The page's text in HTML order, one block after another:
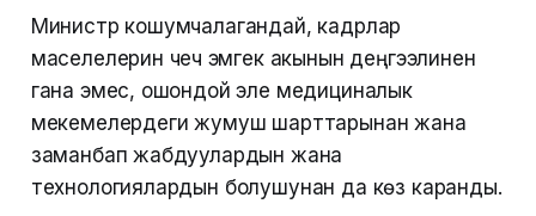
Министр кошумчалагандай, кадрлар
маселелерин чечүү эмгек акынын деңгээлинен
гана эмес, ошондой эле медициналык
мекемелердеги жумуш шарттарынан жана
заманбап жабдуулардын жана
технологиялардын болушунан да көз каранды.